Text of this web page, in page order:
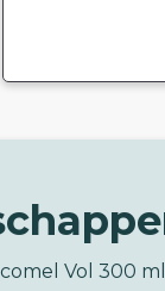
Vol 300